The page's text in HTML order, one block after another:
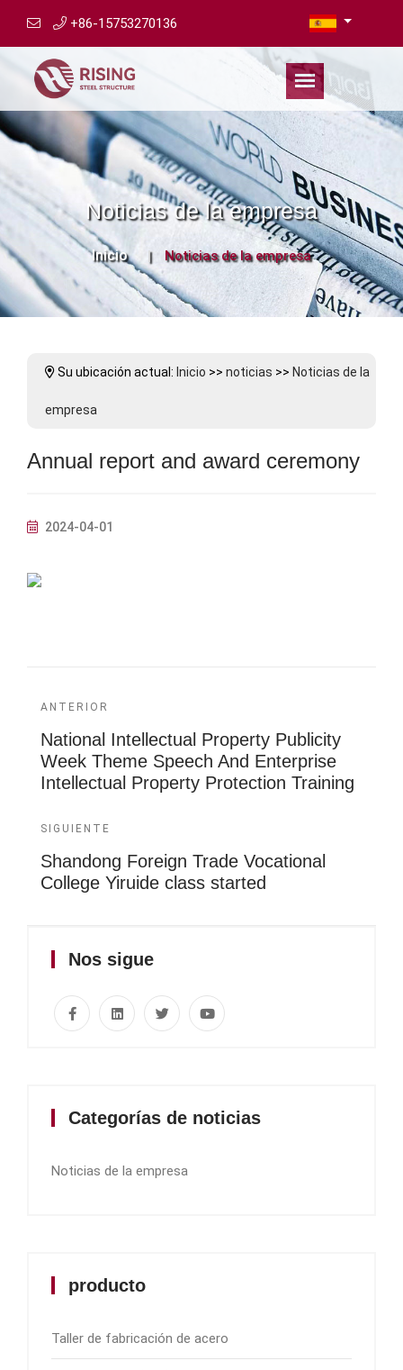
+86-15753270136
Noticias de la empresa
Inicio Noticias de la empresa
Su ubicación actual: Inicio >> noticias >> Noticias de la
empresa
Annual report and award ceremony
2024-04-01
ANTERIOR
National Intellectual Property Publicity
Week Theme Speech And Enterprise
Intellectual Property Protection Training
SIGUIENTE
Shandong Foreign Trade Vocational
College Yiruide class started
Nos sigue
Categorías de noticias
Noticias de la empresa
producto
Taller de fabricación de acero